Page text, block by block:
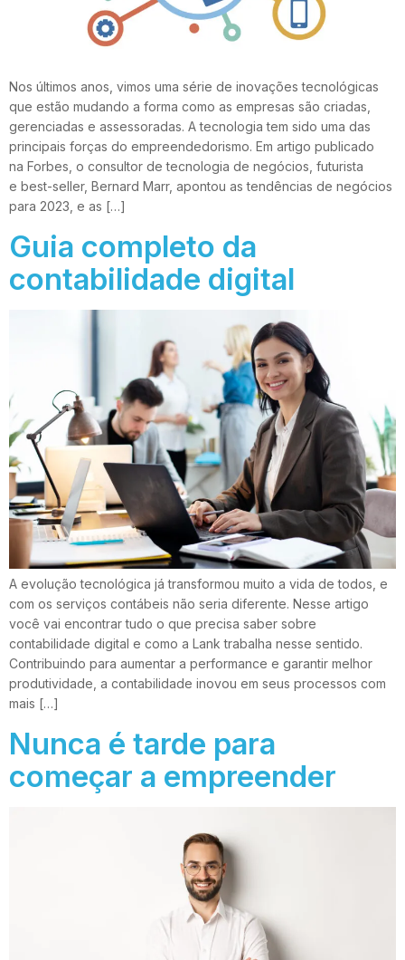
Nos últimos anos, vimos uma série de inovações tecnológicas
que estão mudando a forma como as empresas são criadas,
gerenciadas e assessoradas. A tecnologia tem sido uma das
principais forças do empreendedorismo. Em artigo publicado
na Forbes, o consultor de tecnologia de negócios, futurista
e best-seller, Bernard Marr, apontou as tendências de negócios
para 2023, e as […]
Guia completo da
contabilidade digital
A evolução tecnológica já transformou muito a vida de todos, e
com os serviços contábeis não seria diferente. Nesse artigo
você vai encontrar tudo o que precisa saber sobre
contabilidade digital e como a Lank trabalha nesse sentido.
Contribuindo para aumentar a performance e garantir melhor
produtividade, a contabilidade inovou em seus processos com
mais […]
Nunca é tarde para
começar a empreender